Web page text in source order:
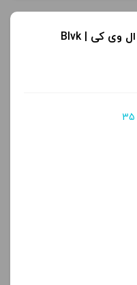
جوس سالت لیمو نارنگی یخ بی ال وی کی | Blvk